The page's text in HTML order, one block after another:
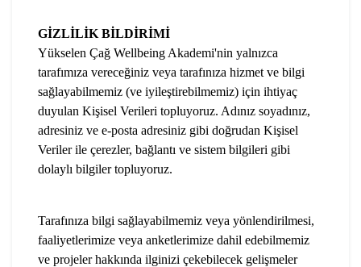
GİZLİLİK BİLDİRİMİ
Yükselen Çağ Wellbeing Akademi'nin yalnızca
tarafımıza vereceğiniz veya tarafınıza hizmet ve bilgi
sağlayabilmemiz (ve iyileştirebilmemiz) için ihtiyaç
duyulan Kişisel Verileri topluyoruz. Adınız soyadınız,
adresiniz ve e-posta adresiniz gibi doğrudan Kişisel
Veriler ile çerezler, bağlantı ve sistem bilgileri gibi
dolaylı bilgiler topluyoruz.
Tarafınıza bilgi sağlayabilmemiz veya yönlendirilmesi,
faaliyetlerimize veya anketlerimize dahil edebilmemiz
ve projeler hakkında ilginizi çekebilecek gelişmeler